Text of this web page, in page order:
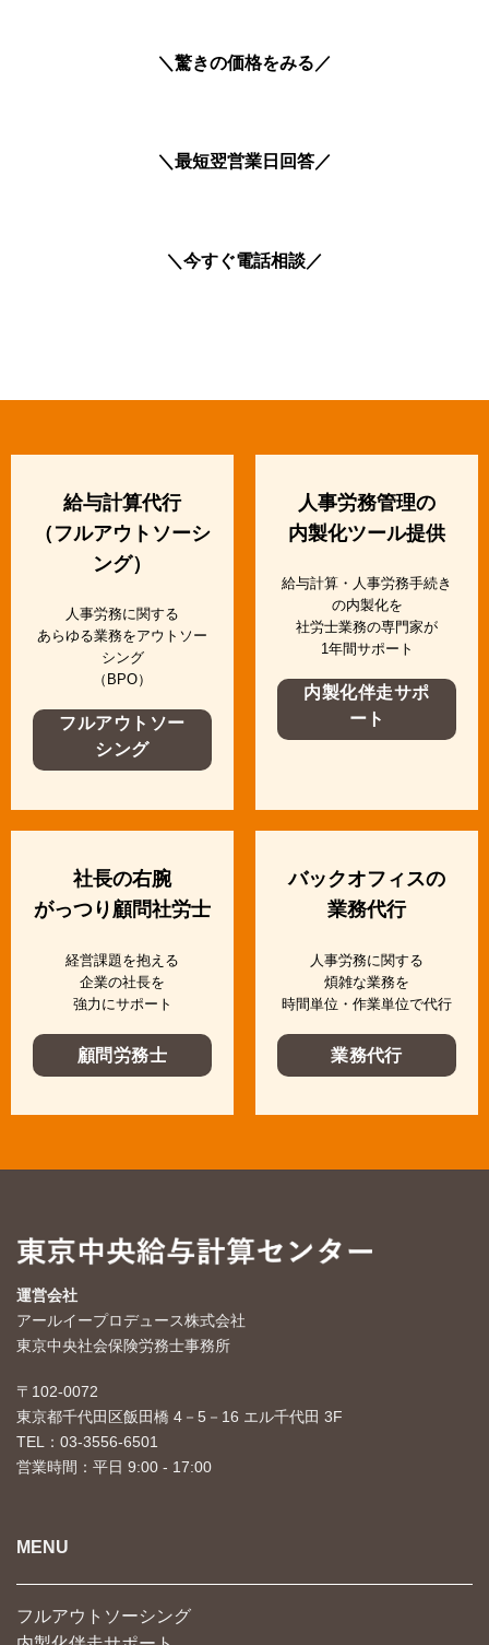
＼驚きの価格をみる／
＼最短翌営業日回答／
＼今すぐ電話相談／
給与計算代行
（フルアウトソーシ
ング）
人事労務に関する
あらゆる業務をアウトソー
シング
（BPO）
フルアウトソー
シング
人事労務管理の
内製化ツール提供
給与計算・人事労務手続き
の内製化を
社労士業務の専門家が
1年間サポート
内製化伴走サポ
ート
社長の右腕
がっつり顧問社労士
経営課題を抱える
企業の社長を
強力にサポート
顧問労務士
バックオフィスの
業務代行
人事労務に関する
煩雑な業務を
時間単位・作業単位で代行
業務代行
運営会社
アールイープロデュース株式会社
東京中央社会保険労務士事務所
〒102-0072
東京都千代田区飯田橋 4－5－16 エル千代田 3F
TEL：03-3556-6501
営業時間：平日 9:00 - 17:00
MENU
フルアウトソーシング